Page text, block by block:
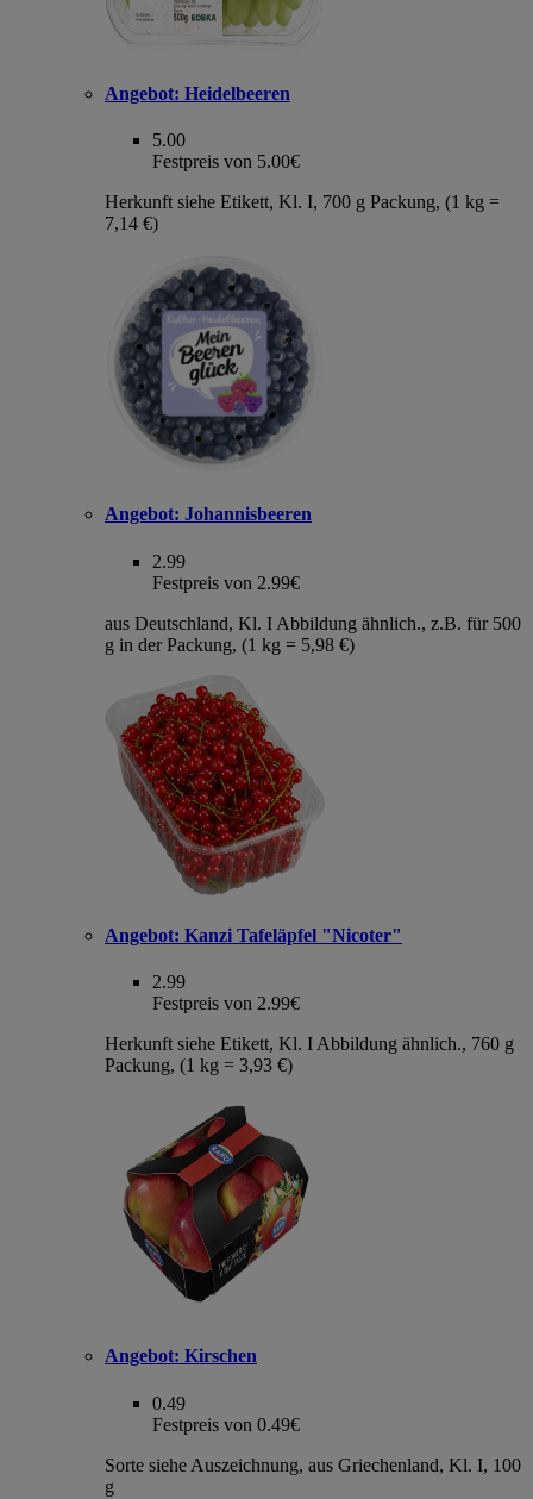
Angebot: Heidelbeeren
5.00
Festpreis von 5.00€
Herkunft siehe Etikett, Kl. I, 700 g Packung, (1 kg =
7,14 €)
Angebot: Johannisbeeren
2.99
Festpreis von 2.99€
aus Deutschland, Kl. I Abbildung ähnlich., z.B. für 500
g in der Packung, (1 kg = 5,98 €)
Angebot: Kanzi Tafeläpfel "Nicoter"
2.99
Festpreis von 2.99€
Herkunft siehe Etikett, Kl. I Abbildung ähnlich., 760 g
Packung, (1 kg = 3,93 €)
Angebot: Kirschen
0.49
Festpreis von 0.49€
Sorte siehe Auszeichnung, aus Griechenland, Kl. I, 100
g